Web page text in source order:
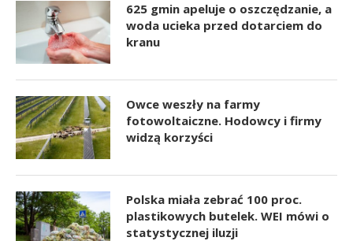
625 gmin apeluje o oszczędzanie, a
woda ucieka przed dotarciem do
kranu
Owce weszły na farmy
fotowoltaiczne. Hodowcy i firmy
widzą korzyści
Polska miała zebrać 100 proc.
plastikowych butelek. WEI mówi o
statystycznej iluzji